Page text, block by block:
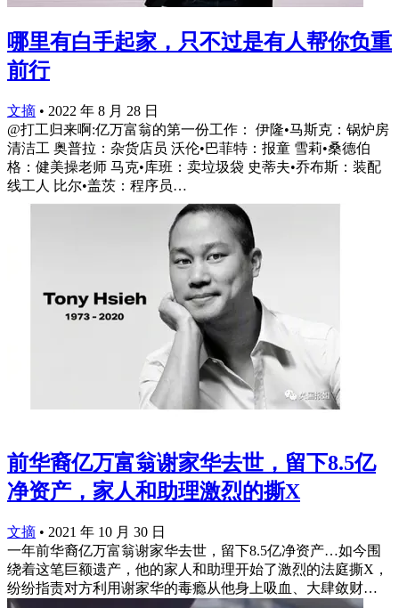
哪里有白手起家，只不过是有人帮你负重
前行
文摘 • 2022 年 8 月 28 日
@打工归来啊:亿万富翁的第一份工作： 伊隆•马斯克：锅炉房
清洁工 奥普拉：杂货店员 沃伦•巴菲特：报童 雪莉•桑德伯
格：健美操老师 马克•库班：卖垃圾袋 史蒂夫•乔布斯：装配
线工人 比尔•盖茨：程序员…
前华裔亿万富翁谢家华去世，留下8.5亿
净资产，家人和助理激烈的撕X
文摘 • 2021 年 10 月 30 日
一年前华裔亿万富翁谢家华去世，留下8.5亿净资产…如今围
绕着这笔巨额遗产，他的家人和助理开始了激烈的法庭撕X，
纷纷指责对方利用谢家华的毒瘾从他身上吸血、大肆敛财… ​​​